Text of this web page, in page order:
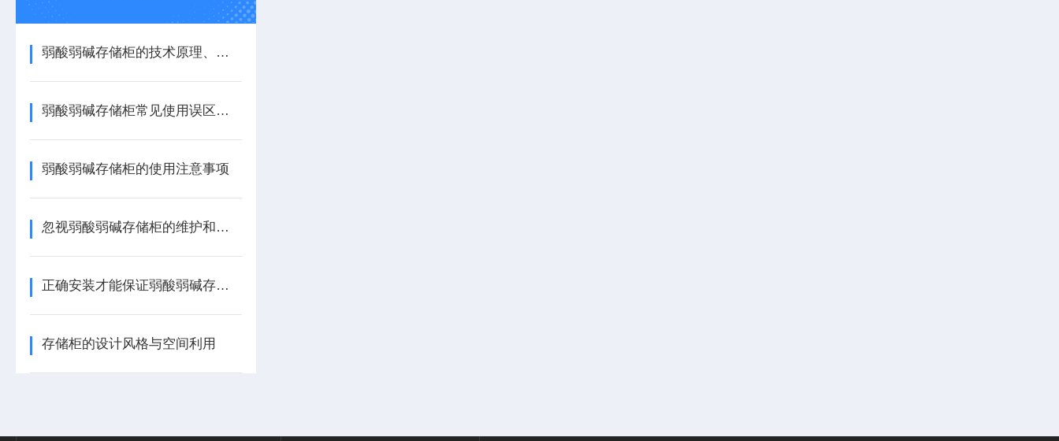
弱酸弱碱存储柜的技术原理、材料选择与安全设计要点
弱酸弱碱存储柜常见使用误区，请规避！
弱酸弱碱存储柜的使用注意事项
忽视弱酸弱碱存储柜的维护和保养后果很严重
正确安装才能保证弱酸弱碱存储柜的正常运行
存储柜的设计风格与空间利用